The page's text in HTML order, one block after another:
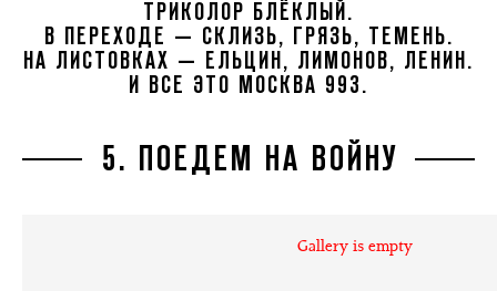
ТРИКОЛОР БЛЁКЛЫЙ.
В ПЕРЕХОДЕ — СКЛИЗЬ, ГРЯЗЬ, ТЕМЕНЬ.
НА ЛИСТОВКАХ — ЕЛЬЦИН, ЛИМОНОВ, ЛЕНИН.
И ВСЕ ЭТО МОСКВА 993.
5. ПОЕДЕМ НА ВОЙНУ
Gallery is empty